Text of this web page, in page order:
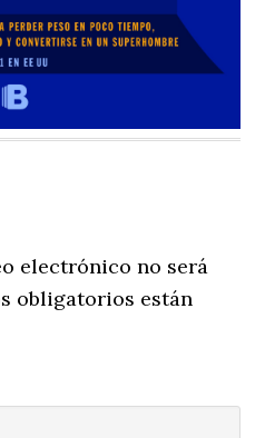
electrónico no será
obligatorios están